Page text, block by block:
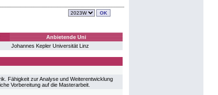
Anbietende Uni
Johannes Kepler Universität Linz
Fähigkeit zur Analyse und Weiterentwicklung
Vorbereitung auf die Masterarbeit.